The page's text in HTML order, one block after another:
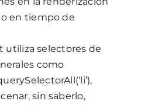
en tiempo de
utiliza selectores de
como
sin saberlo,